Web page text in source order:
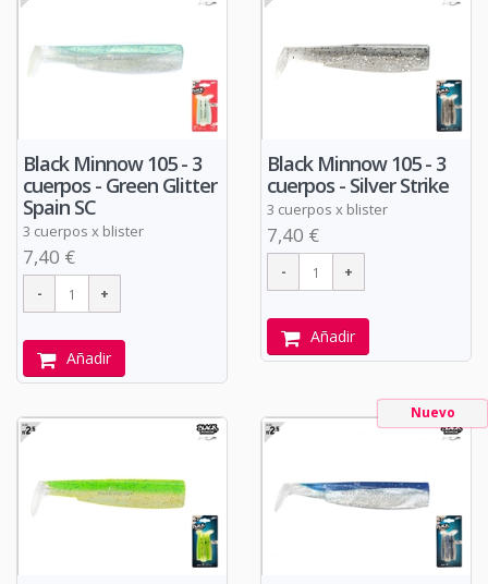
Black Minnow 105 - 3
cuerpos - Green Glitter
Spain SC
3 cuerpos x blister
7,40 €
Añadir
Black Minnow 105 - 3
cuerpos - Silver Strike
3 cuerpos x blister
7,40 €
Añadir
Nuevo